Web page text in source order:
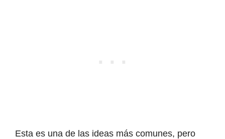
Esta es una de las ideas más comunes, pero